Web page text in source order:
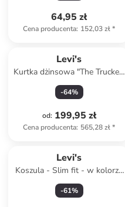
64,95 zł
Cena producenta: 152,03 zł*
Levi's
Kurtka dżinsowa "The Trucker"
w kolorze niebieskim
-64%
od: 199,95 zł
Cena producenta: 565,28 zł*
Levi's
Koszula - Slim fit - w kolorze
błękitnym
-61%